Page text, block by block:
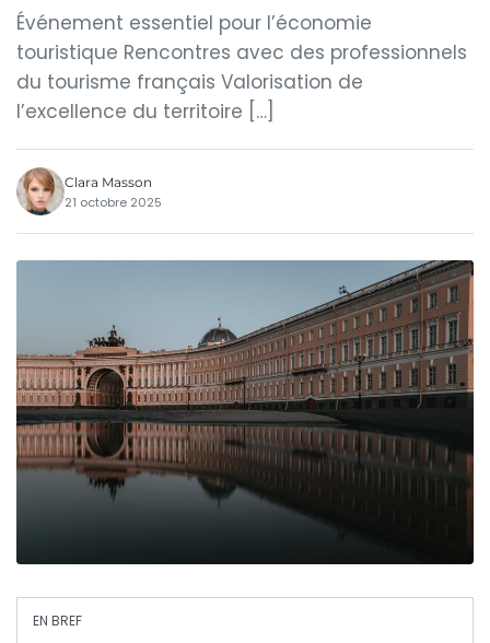
Événement essentiel pour l’économie
touristique Rencontres avec des professionnels
du tourisme français Valorisation de
l’excellence du territoire […]
Clara Masson
21 octobre 2025
EN BREF